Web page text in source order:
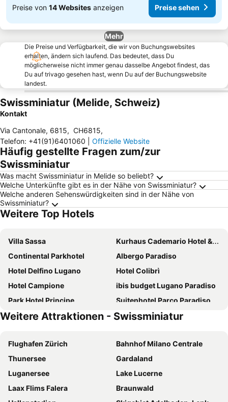
Preise von 14 Websites anzeigen Preise sehen
Mehr
Die Preise und Verfügbarkeit, die wir von Buchungswebsites
erhalten, ändern sich laufend. Das bedeutet, dass Du
möglicherweise nicht immer genau dasselbe Angebot findest, das
Du auf trivago gesehen hast, wenn Du auf der Buchungswebsite
landest.
Swissminiatur (Melide, Schweiz)
Kontakt
Via Cantonale, 6815, CH6815,
Telefon: +41(91)6401060 Offizielle Website
Häufig gestellte Fragen zum/zur
Swissminiatur
Was macht Swissminiatur in Melide so beliebt?
Welche Unterkünfte gibt es in der Nähe von Swissminiatur?
Welche anderen Sehenswürdigkeiten sind in der Nähe von
Swissminiatur?
Weitere Top Hotels
Villa Sassa
Kurhaus Cademario Hotel & Spa
Continental Parkhotel
Albergo Paradiso
Hotel Delfino Lugano
Hotel Colibrì
Hotel Campione
ibis budget Lugano Paradiso
Park Hotel Principe
Suitenhotel Parco Paradiso
Hotel De La Paix
International au Lac Historic Lakeside Hotel
Novotel Lugano Paradiso
Hotel City Lugano
Hotel Serpiano Panorama Retreat
LUGANODANTE Boutique & Lifestyle Hotel
Swiss Diamond Hotel Lugano
Resort Collina d'Oro
Hotel Lido Seegarten
Hotel Admiral Lugano
Weitere Attraktionen - Swissminiatur
Flughafen Zürich
Bahnhof Milano Centrale
Thunersee
Gardaland
Luganersee
Lake Lucerne
Laax Flims Falera
Braunwald